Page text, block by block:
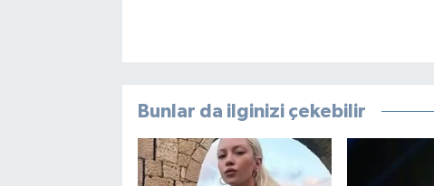
Bunlar da ilginizi çekebilir